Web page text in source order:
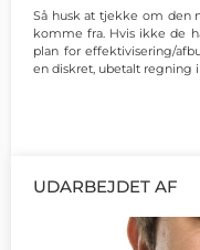
Så husk at tjekke om den
komme fra. Hvis ikke de
plan for effektivisering/
en diskret, ubetalt regning
UDARBEJDET AF